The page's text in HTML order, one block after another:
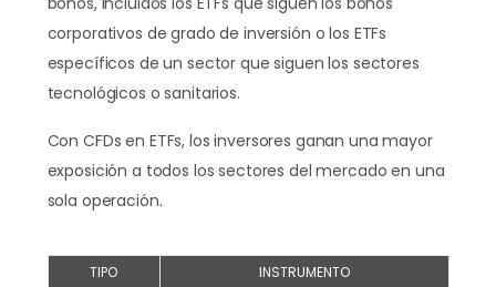
corporativos de grado de inversión o los ETFs
específicos de un sector que siguen los sectores
tecnológicos o sanitarios.
Con CFDs en ETFs, los inversores ganan una mayor
exposición a todos los sectores del mercado en una
sola operación.
TIPO
INSTRUMENTO